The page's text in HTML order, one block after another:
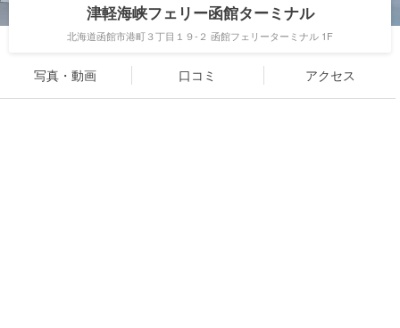
津軽海峡フェリー函館ターミナル
北海道函館市港町３丁目１９-２ 函館フェリーターミナル 1F
写真・動画 口コミ アクセス